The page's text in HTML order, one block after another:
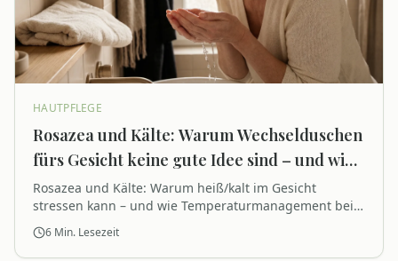
HAUTPFLEGE
Rosazea und Kälte: Warum Wechselduschen
fürs Gesicht keine gute Idee sind – und wie
Temperaturmanagement bei der Reinigung
hilft
Rosazea und Kälte: Warum heiß/kalt im Gesicht
stressen kann – und wie Temperaturmanagement bei
der Reinigung hilft. Routine vereinfachen.
6 Min. Lesezeit